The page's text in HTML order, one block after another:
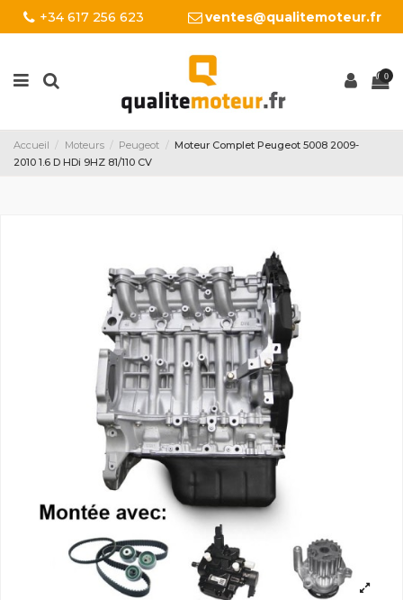
+34 617 256 623 ventes@qualitemoteur.fr
0
Accueil Moteurs Peugeot
Moteur Complet Peugeot 5008 2009-
2010 1.6 D HDi 9HZ 81/110 CV